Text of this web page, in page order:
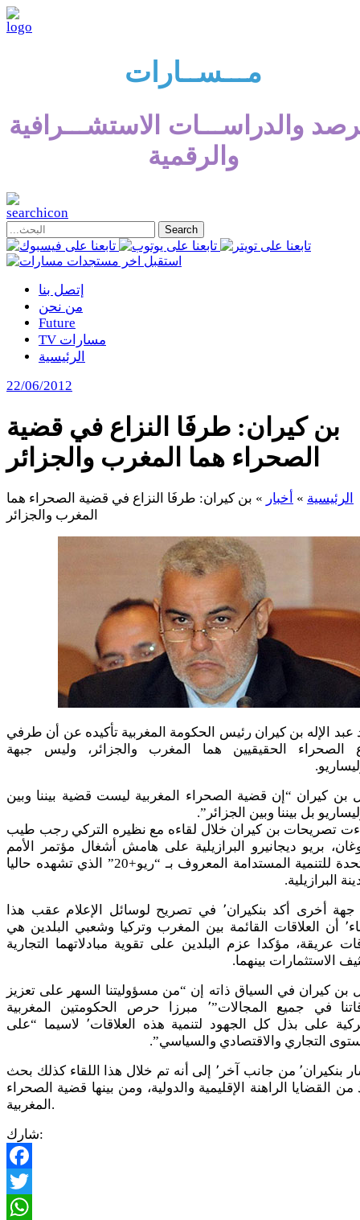
مـــســارات
والدراســـات الاستشـــرافية
والرقمية
إتصل بنا
من نحن
Future
TV مسارات
الرئيسية
22/06/2012
بن كيران: طرفَا النزاع في قضية
الصحراء هما المغرب والجزائر
الرئيسية » أخبار » بن كيران: طرفَا النزاع في قضية الصحراء هما
المغرب والجزائر
عبد الإله بن كيران رئيس الحكومة المغربية تأكيده عن أن طرفي
الصحراء الحقيقيين هما المغرب والجزائر، وليس جبهة
بن كيران “إن قضية الصحراء المغربية ليست قضية بيننا وبين
بل بيننا وبين الجزائر”.
تصريحات بن كيران خلال لقاءه مع نظيره التركي رجب طيب
بريو ديجانيرو البرازيلية على هامش أشغال مؤتمر الأمم
المتحدة للتنمية المستدامة المعروف بـ “ريو+20” الذي تشهده حاليا
البرازيلية.
من جهة أخرى أكد بنكيران٬ في تصريح لوسائل الإعلام عقب هذا
اللقاء٬ أن العلاقات القائمة بين المغرب وتركيا وشعبي البلدين هي
عريقة، مؤكدا عزم البلدين على تقوية مبادلاتهما التجارية
الاستثمارات بينهما.
بن كيران في السياق ذاته إن “من مسؤوليتنا السهر على تعزيز
علاقاتنا في جميع المجالات”٬ مبرزا حرص الحكومتين المغربية
والتركية على بذل كل الجهود لتنمية هذه العلاقات٬ لاسيما “على
التجاري والاقتصادي والسياسي”.
وأشار بنكيران٬ من جانب آخر٬ إلى أنه تم خلال هذا اللقاء كذلك بحث
القضايا الراهنة الإقليمية والدولية، ومن بينها قضية الصحراء
المغربية.
شارك:
Facebook
Twitter